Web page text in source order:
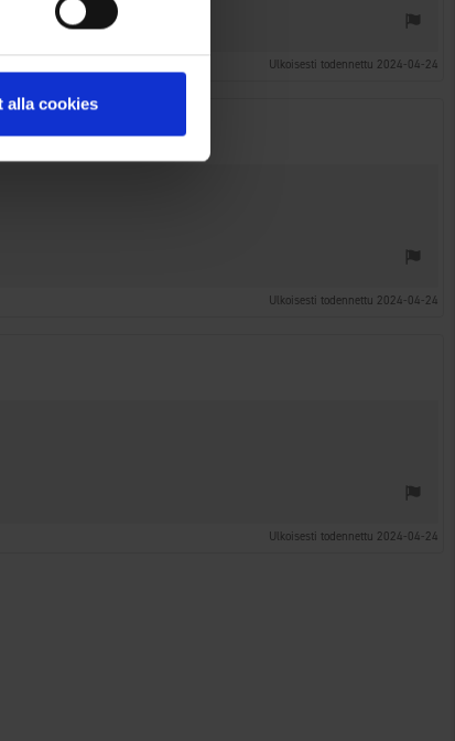
alla cookies
Ulkoisesti todennettu 2024-04-24
Ulkoisesti todennettu 2024-04-24
Ulkoisesti todennettu 2024-04-24